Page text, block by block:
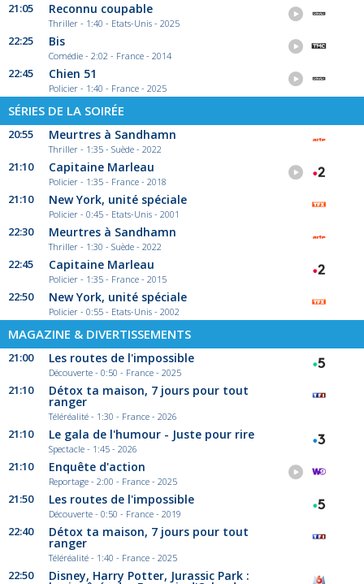
21:05 Reconnu coupable
Thriller - 1:40 - Etats-Unis - 2025
22:25 Bis
Comédie - 2:02 - France - 2014
22:45 Chien 51
Policier - 1:40 - France - 2025
SÉRIES DE LA SOIRÉE
20:55 Meurtres à Sandhamn
Thriller - 1:35 - Suède - 2022
21:10 Capitaine Marleau
Policier - 1:35 - France - 2018
21:10 New York, unité spéciale
Policier - 0:45 - Etats-Unis - 2001
22:30 Meurtres à Sandhamn
Thriller - 1:30 - Suède - 2022
22:45 Capitaine Marleau
Policier - 1:35 - France - 2015
22:50 New York, unité spéciale
Policier - 0:55 - Etats-Unis - 2002
MAGAZINE & DIVERTISSEMENTS
21:00 Les routes de l'impossible
Découverte - 0:50 - France - 2025
21:10 Détox ta maison, 7 jours pour tout
ranger
Téléréalité - 1:30 - France - 2026
21:10 Le gala de l'humour - Juste pour rire
Spectacle - 1:45 - 2026
21:10 Enquête d'action
Reportage - 2:00 - France - 2025
21:50 Les routes de l'impossible
Découverte - 0:50 - France - 2019
22:40 Détox ta maison, 7 jours pour tout
ranger
Téléréalité - 1:40 - France - 2025
22:50 Disney, Harry Potter, Jurassic Park :